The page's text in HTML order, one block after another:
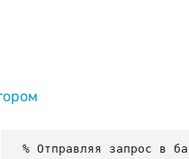
% Отправляя запрос в